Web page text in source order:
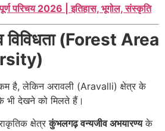
परिचय 2026 | इतिहास, भूगोल, संस्कृति
विविधता (Forest Area
है, लेकिन अरावली (Aravalli) क्षेत्र के
भी देखने को मिलते हैं।
क्षेत्रकुंभलगढ़ वन्यजीव अभयारण्यके